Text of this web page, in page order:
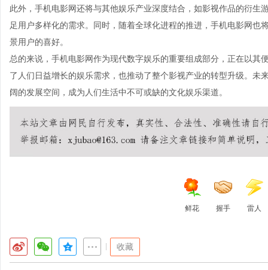
此外，手机电影网还将与其他娱乐产业深度结合，如影视作品的衍
足用户多样化的需求。同时，随着全球化进程的推进，手机电影网
景用户的喜好。
总的来说，手机电影网作为现代数字娱乐的重要组成部分，正在以
了人们日益增长的娱乐需求，也推动了整个影视产业的转型升级。
阔的发展空间，成为人们生活中不可或缺的文化娱乐渠道。
鲜花 握手 雷人
收藏